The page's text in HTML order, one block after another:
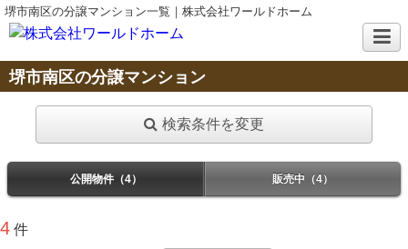
堺市南区の分譲マンション一覧｜株式会社ワールドホーム
堺市南区の分譲マンション
検索条件を変更
公開物件（4） 販売中（4）
4 件